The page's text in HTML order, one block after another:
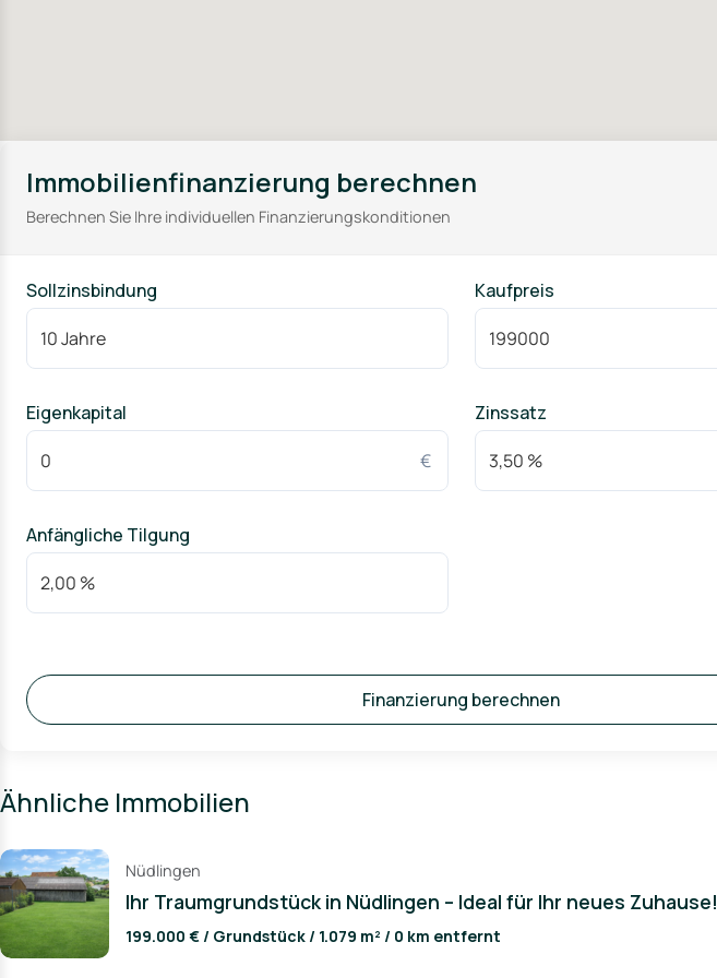
Immobilienfinanzierung berechnen
Berechnen Sie Ihre individuellen Finanzierungskonditionen
Sollzinsbindung
Kaufpreis
Eigenkapital
€
Zinssatz
Anfängliche Tilgung
Finanzierung berechnen
Ähnliche Immobilien
Nüdlingen
Ihr Traumgrundstück in Nüdlingen – Ideal für Ihr neues Zuhause!
199.000 € / Grundstück / 1.079 m² / 0 km entfernt